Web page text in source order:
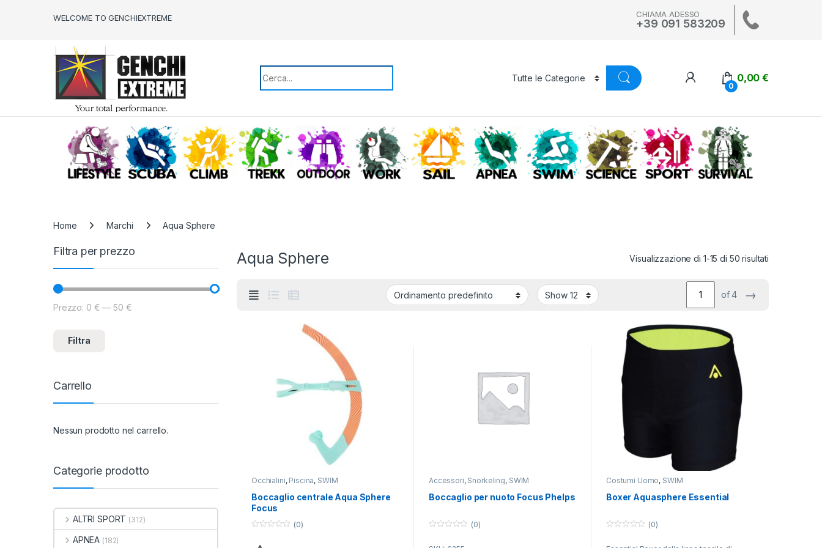
WELCOME TO GENCHIEXTREME CHIAMA ADESSO
+39 091 583209
Search for:
0
0,00€
LIFESTYLE SCUBA CLIMB TREKKING OUTDOOR WORK SAIL APNEA SWIM SCIENCE ALTRI SPORT
Home Marchi Aqua Sphere
Aqua Sphere Visualizzazione di 1-15 di 50 risultati
of 4 →
Occhialini, Piscina, SWIM
Boccaglio centrale Aqua Sphere
Focus
(0)
Accessori, Snorkeling, SWIM
Boccaglio per nuoto Focus Phelps
(0)
Costumi Uomo, SWIM
Boxer Aquasphere Essential
(0)
Filtra per prezzo
Prezzo Min
Prezzo Max
Filtra
Prezzo: 0 € —50 €
Carrello
Nessun prodotto nel carrello.
Categorie prodotto
ALTRI SPORT (312)
APNEA (182)